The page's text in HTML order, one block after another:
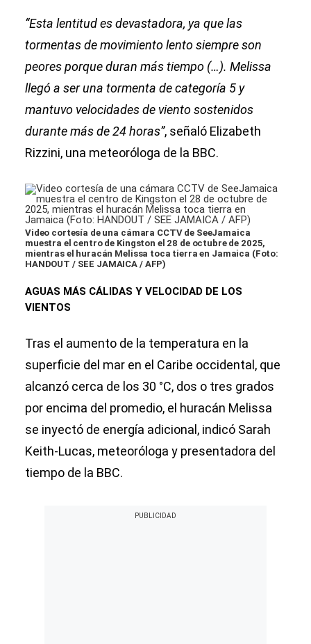
“Esta lentitud es devastadora, ya que las
tormentas de movimiento lento siempre son
peores porque duran más tiempo (…). Melissa
llegó a ser una tormenta de categoría 5 y
mantuvo velocidades de viento sostenidos
durante más de 24 horas”, señaló Elizabeth
Rizzini, una meteoróloga de la BBC.
Video cortesía de una cámara CCTV de SeeJamaica
muestra el centro de Kingston el 28 de octubre de 2025,
mientras el huracán Melissa toca tierra en Jamaica (Foto:
HANDOUT / SEE JAMAICA / AFP)
AGUAS MÁS CÁLIDAS Y VELOCIDAD DE LOS
VIENTOS
Tras el aumento de la temperatura en la
superficie del mar en el Caribe occidental, que
alcanzó cerca de los 30 °C, dos o tres grados
por encima del promedio, el huracán Melissa
se inyectó de energía adicional, indicó Sarah
Keith-Lucas, meteoróloga y presentadora del
tiempo de la BBC.